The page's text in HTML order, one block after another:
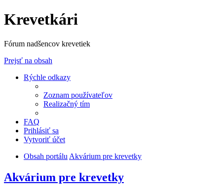
Krevetkári
Fórum nadšencov krevetiek
Prejsť na obsah
Rýchle odkazy
Zoznam používateľov
Realizačný tím
FAQ
Prihlásiť sa
Vytvoriť účet
Obsah portálu Akvárium pre krevetky
Akvárium pre krevetky